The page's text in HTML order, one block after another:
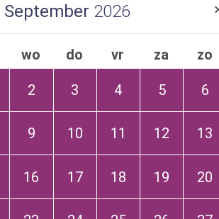
September 2026
wo do vr za zo
2 3 4 5 6
9 10 11 12 13
16 17 18 19 20